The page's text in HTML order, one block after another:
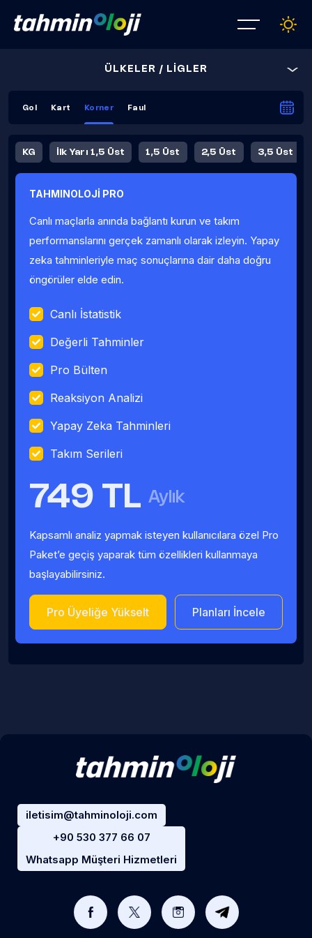
ÜLKELER / LİGLER
Gol Kart Korner Faul
KG İlk Yarı 1,5 Üst 1,5 Üst 2,5 Üst 3,5 Üst
Fauller Ortalama
TAHMINOLOJİ PRO
Canlı maçlarla anında bağlantı kurun ve takım
performanslarını gerçek zamanlı olarak izleyin. Yapay
zeka tahminleriyle maç sonuçlarına dair daha doğru
öngörüler elde edin.
Canlı İstatistik
Değerli Tahminler
Pro Bülten
Reaksiyon Analizi
Yapay Zeka Tahminleri
Takım Serileri
749 TL Aylık
Kapsamlı analiz yapmak isteyen kullanıcılara özel Pro
Paket’e geçiş yaparak tüm özellikleri kullanmaya
başlayabilirsiniz.
Pro Üyeliğe Yükselt Planları İncele
iletisim@tahminoloji.com
+90 530 377 66 07
Whatsapp Müşteri Hizmetleri